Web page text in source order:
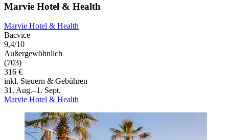
Marvie Hotel & Health
Marvie Hotel & Health
Bacvice
9,4/10
Außergewöhnlich
(703)
316 €
inkl. Steuern & Gebühren
31. Aug.–1. Sept.
Marvie Hotel & Health